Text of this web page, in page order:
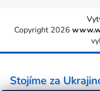
Copyright 2026
Stojíme za